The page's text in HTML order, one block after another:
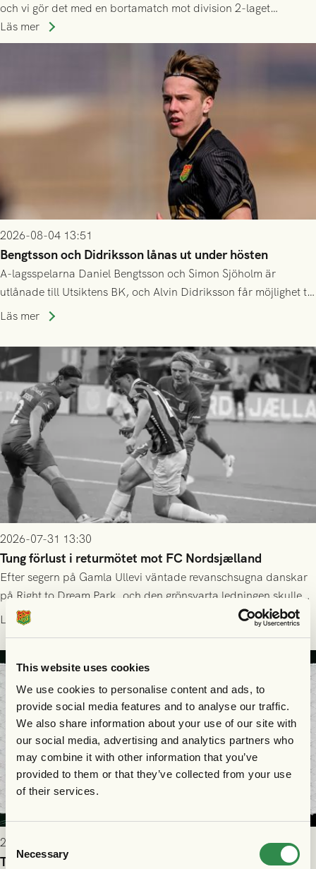
This website uses cookies
We use cookies to personalise content and ads, to
provide social media features and to analyse our traffic.
We also share information about your use of our site with
our social media, advertising and analytics partners who
may combine it with other information that you’ve
provided to them or that they’ve collected from your use
of their services.
Consent
Selection
Necessary
och vi gör det med en bortamatch mot division 2-laget
Husqvarna FF. Häng med och stötta grönsvart på plats!
Läs mer
2026-08-04 13:51
Bengtsson och Didriksson lånas ut under hösten
A-lagsspelarna Daniel Bengtsson och Simon Sjöholm är
utlånade till Utsiktens BK, och Alvin Didriksson får möjlighet till
speltid i Hestrafors genom föreningssamarbete.
Läs mer
2026-07-31 13:30
Tung förlust i returmötet mot FC Nordsjælland
Efter segern på Gamla Ullevi väntade revanschsugna danskar
på Right to Dream Park, och den grönsvarta ledningen skulle
upphöra efter mindre än kvarten spelad. På lika mark visade
tennissiffror och det grönsvarta europaäventyret tog slut.
Läs mer
2026-07-29 19:00
Truppen till FC Nordsjælland - GAIS 30/7